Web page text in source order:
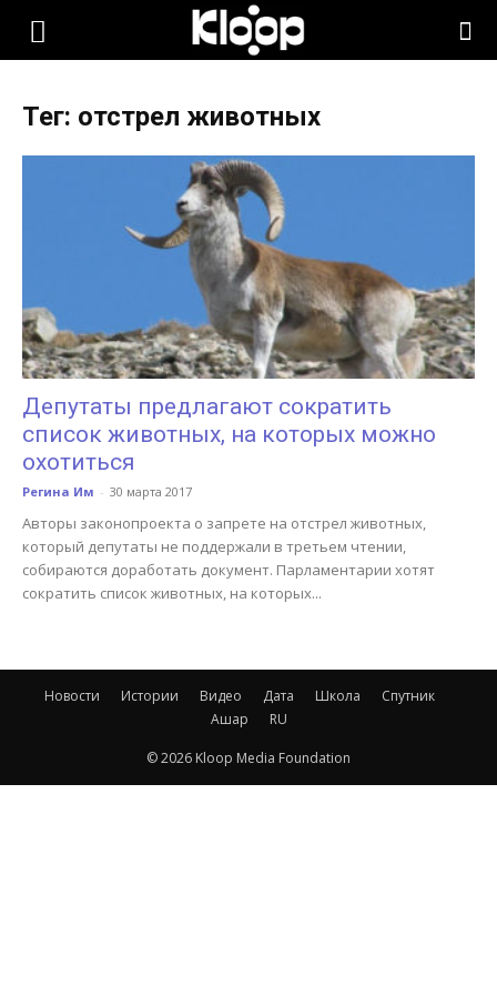
KLOOP.KG
Кыргызстана
Тег: отстрел животных
Депутаты предлагают сократить
список животных, на которых можно
охотиться
Регина Им - 30 марта 2017
Авторы законопроекта о запрете на отстрел животных,
который депутаты не поддержали в третьем чтении,
собираются доработать документ. Парламентарии хотят
сократить список животных, на которых...
Новости Истории Видео Дата Школа
Спутник
Ашар
RU
© 2026 Kloop Media Foundation